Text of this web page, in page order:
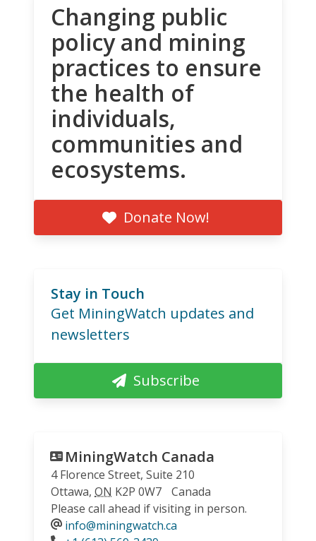
Changing public
policy and mining
practices to ensure
the health of
individuals,
communities and
ecosystems.
Donate Now!
Stay in Touch
Get MiningWatch updates and
newsletters
Subscribe
MiningWatch Canada
4 Florence Street, Suite 210
Ottawa, ON K2P 0W7
Canada
Please call ahead if visiting in person.
info@miningwatch.ca